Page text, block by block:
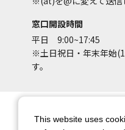
窓口開設時間
平日 9:00~17:45
※土日祝日・年末年始
す。
This website uses